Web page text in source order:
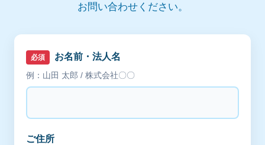
お問い合わせください。
必須 お名前・法人名
例：山田 太郎 / 株式会社〇〇
ご住所